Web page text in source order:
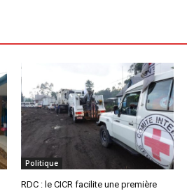
Politique
RDC : le CICR facilite une première